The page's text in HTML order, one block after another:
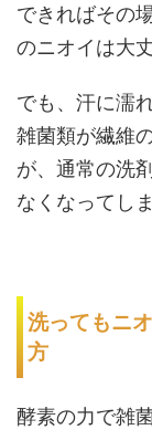
できればその
のニオイは大
でも、汗に濡
雑菌類が繊維
が、通常の洗
なくなってし
洗ってもニ
方
酵素の力で雑